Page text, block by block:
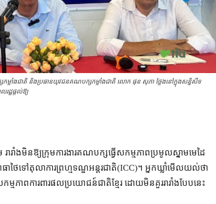
លាំង​ជាតិ និង​ប្រធាន​យុវជន​គណបក្សកម្លាំង​ជាតិ លោក ផុន សុភា ថ្លែង​នៅក្នុង​សន្និសីទ​
ដ្ឋផ្ដល់ឱ្យ
រាំង​មិន​ឱ្យ​ក្រុមការងារ​គណបក្ស​ធ្វើ​សកម្មភាព​ប្រមូល​ស្នាម​មេដៃ​
ថៃ​ទៅ​តុលាការ​ព្រហ្មទណ្ឌ​អន្តរជាតិ​(ICC)​។ អ្នកឃ្លាំមើល​យល់ថា
មភាព​ការពារ​ផលប្រយោជន៍​ជាតិខ្មែរ ដោយ​មិន​គួរ​រារាំង​បែបនេះ​